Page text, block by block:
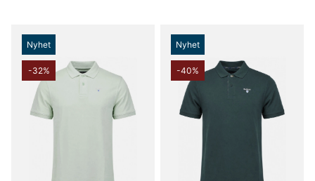
Nyhet
-32%
Nyhet
-40%